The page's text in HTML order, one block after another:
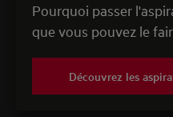
Pourquoi passer
que vous pouvez le
Découvrez les